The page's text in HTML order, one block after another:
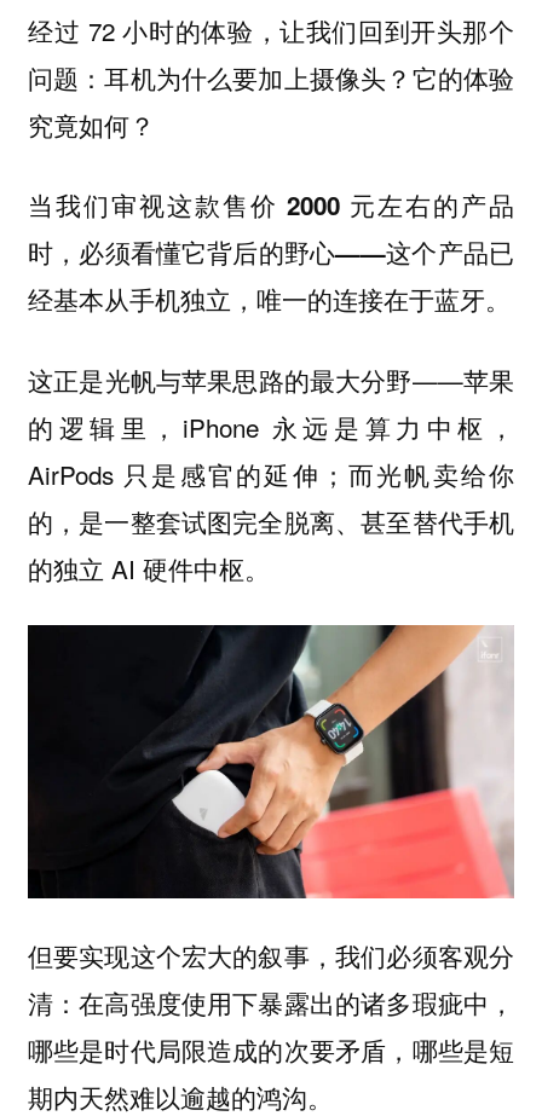
经过 72 小时的体验，让我们回到开头那个
问题：耳机为什么要加上摄像头？它的体验
究竟如何？
当我们审视这款售价 2000 元左右的产品
时，必须看懂它背后的野心——这个产品已
经基本从手机独立，唯一的连接在于蓝牙。
这正是光帆与苹果思路的最大分野——苹果
的逻辑里，iPhone 永远是算力中枢，
AirPods 只是感官的延伸；而光帆卖给你
的，是一整套试图完全脱离、甚至替代手机
的独立 AI 硬件中枢。
但要实现这个宏大的叙事，我们必须客观分
清：在高强度使用下暴露出的诸多瑕疵中，
哪些是时代局限造成的次要矛盾，哪些是短
期内天然难以逾越的鸿沟。